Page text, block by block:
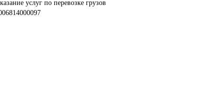
услуг по перевозке грузов